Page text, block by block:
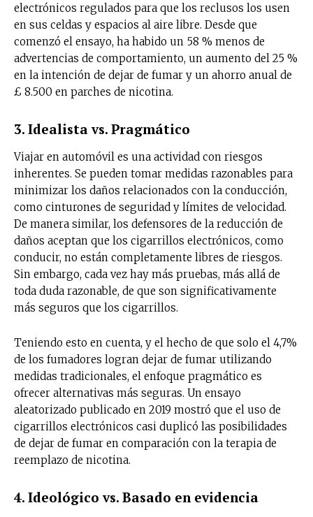
electrónicos regulados para que los reclusos los usen
en sus celdas y espacios al aire libre. Desde que
comenzó el ensayo, ha habido un 58 % menos de
advertencias de comportamiento, un aumento del 25 %
en la intención de dejar de fumar y un ahorro anual de
£ 8.500 en parches de nicotina.
3. Idealista vs. Pragmático
Viajar en automóvil es una actividad con riesgos
inherentes. Se pueden tomar medidas razonables para
minimizar los daños relacionados con la conducción,
como cinturones de seguridad y límites de velocidad.
De manera similar, los defensores de la reducción de
daños aceptan que los cigarrillos electrónicos, como
conducir, no están completamente libres de riesgos.
Sin embargo, cada vez hay más pruebas, más allá de
toda duda razonable, de que son significativamente
más seguros que los cigarrillos.
Teniendo esto en cuenta, y el hecho de que solo el 4,7%
de los fumadores logran dejar de fumar utilizando
medidas tradicionales, el enfoque pragmático es
ofrecer alternativas más seguras. Un ensayo
aleatorizado publicado en 2019 mostró que el uso de
cigarrillos electrónicos casi duplicó las posibilidades
de dejar de fumar en comparación con la terapia de
reemplazo de nicotina.
4. Ideológico vs. Basado en evidencia